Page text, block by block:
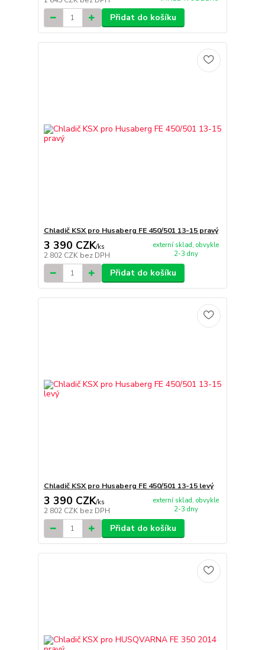
Přidat do košíku
Chladič KSX pro Husaberg FE 450/501 13-15 pravý
3 390 CZK/ks
2 802 CZK bez DPH
externí sklad, obvykle
2-3 dny
Přidat do košíku
Chladič KSX pro Husaberg FE 450/501 13-15 levý
3 390 CZK/ks
2 802 CZK bez DPH
externí sklad, obvykle
2-3 dny
Přidat do košíku